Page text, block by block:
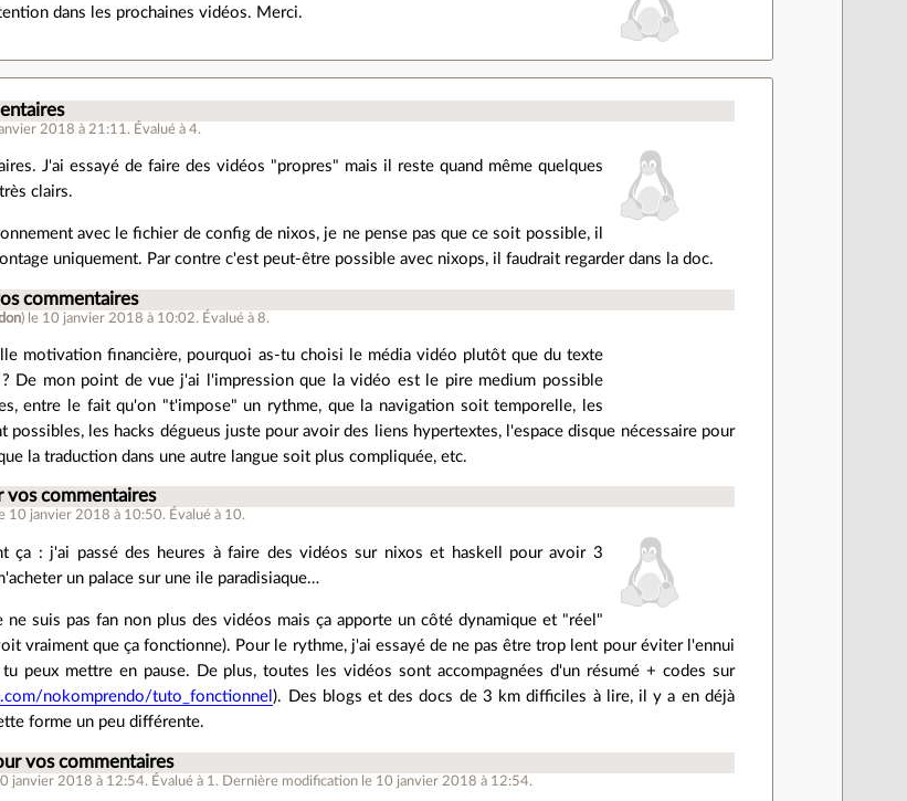
dans les prochaines vidéos. Merci.
2018 à 21:11 . Évalué à4.
J'ai essayé de faire des vidéos "propres" mais il reste quand même quelques
clairs.
avec le fichier de config de nixos, je ne pense pas que ce soit possible, il
uniquement. Par contre c'est peut-être possible avec nixops, il faudrait regarder dans la doc.
commentaires
) le 10 janvier 2018 à 10:02. Évalué à8.
motivation financière, pourquoi as-tu choisi le média vidéo plutôt que du texte
De mon point de vue j'ai l'impression que la vidéo est le pire medium possible
entre le fait qu'on "t'impose" un rythme, que la navigation soit temporelle, les
possibles, les hacks dégueus juste pour avoir des liens hypertextes, l'espace disque nécessaire pour
la traduction dans une autre langue soit plus compliquée, etc.
vos commentaires
10 janvier 2018 à 10:50. Évalué à 10.
ça : j'ai passé des heures à faire des vidéos sur nixos et haskell pour avoir 3
un palace sur une ile paradisiaque…
ne suis pas fan non plus des vidéos mais ça apporte un côté dynamique et "réel"
vraiment que ça fonctionne). Pour le rythme, j'ai essayé de ne pas être trop lent pour éviter l'ennui
peux mettre en pause. De plus, toutes les vidéos sont accompagnées d'un résumé + codes sur
nokomprendo/tuto_fonctionnel ). Des blogs et des docs de 3 km difficiles à lire, il y a en déjà
forme un peu différente.
vos commentaires
janvier 2018 à 12:54. Évalué à 1 . Dernière modification le 10 janvier 2018 à 12:54.